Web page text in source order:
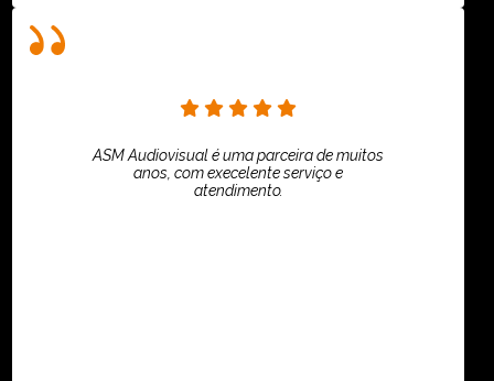
ASM Audiovisual é uma parceira de muitos
anos, com execelente serviço e
atendimento.